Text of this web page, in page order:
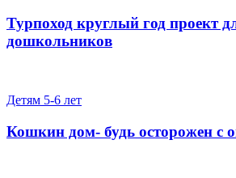
Турпоход круглый год проект
дошкольников
Детям 5-6 лет
Кошкин дом- будь осторожен с